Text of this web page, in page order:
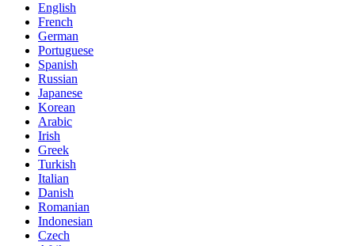
English
French
German
Portuguese
Spanish
Russian
Japanese
Korean
Arabic
Irish
Greek
Turkish
Italian
Danish
Romanian
Indonesian
Czech